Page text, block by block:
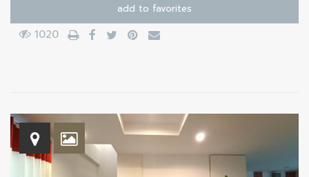
add to favorites
1020